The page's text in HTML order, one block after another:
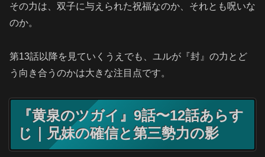
その力は、双子に与えられた祝福なのか、それとも呪いな
のか。
第13話以降を見ていくうえでも、ユルが『封』の力とど
う向き合うのかは大きな注目点です。
『黄泉のツガイ』9話〜12話あらす
じ｜兄妹の確信と第三勢力の影